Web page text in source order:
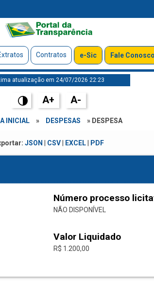
Contratos e-Sic Fale Conosco
atualização em 24/07/2026 22:23
A+ A-
INICIAL » DESPESAS » DESPESA
JSON CSV| EXCEL| PDF
Número processo
NÃO DISPONÍVEL
Valor Liquidado
R$ 1.200,00